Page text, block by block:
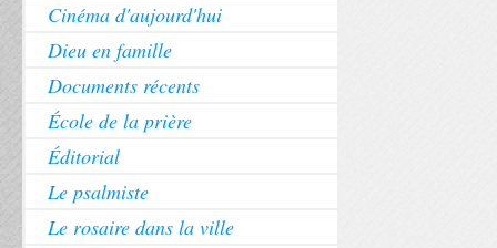
Cinéma d'aujourd'hui
Dieu en famille
Documents récents
École de la prière
Éditorial
Le psalmiste
Le rosaire dans la ville